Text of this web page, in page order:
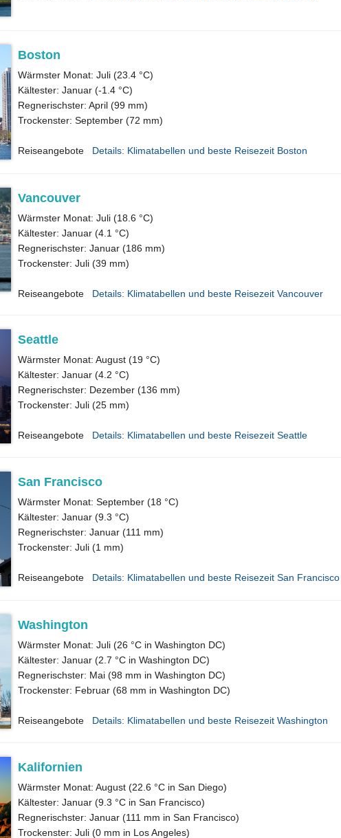
Boston
Wärmster Monat: Juli (23.4 °C)
Kältester: Januar (-1.4 °C)
Regnerischster: April (99 mm)
Trockenster: September (72 mm)
Reiseangebote Details: Klimatabellen und beste Reisezeit Boston
Vancouver
Wärmster Monat: Juli (18.6 °C)
Kältester: Januar (4.1 °C)
Regnerischster: Januar (186 mm)
Trockenster: Juli (39 mm)
Reiseangebote Details: Klimatabellen und beste Reisezeit Vancouver
Seattle
Wärmster Monat: August (19 °C)
Kältester: Januar (4.2 °C)
Regnerischster: Dezember (136 mm)
Trockenster: Juli (25 mm)
Reiseangebote Details: Klimatabellen und beste Reisezeit Seattle
San Francisco
Wärmster Monat: September (18 °C)
Kältester: Januar (9.3 °C)
Regnerischster: Januar (111 mm)
Trockenster: Juli (1 mm)
Reiseangebote Details: Klimatabellen und beste Reisezeit San Francisco
Washington
Wärmster Monat: Juli (26 °C in Washington DC)
Kältester: Januar (2.7 °C in Washington DC)
Regnerischster: Mai (98 mm in Washington DC)
Trockenster: Februar (68 mm in Washington DC)
Reiseangebote Details: Klimatabellen und beste Reisezeit Washington
Kalifornien
Wärmster Monat: August (22.6 °C in San Diego)
Kältester: Januar (9.3 °C in San Francisco)
Regnerischster: Januar (111 mm in San Francisco)
Trockenster: Juli (0 mm in Los Angeles)